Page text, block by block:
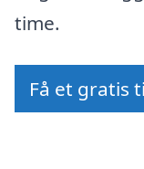
time.
Få et gratis